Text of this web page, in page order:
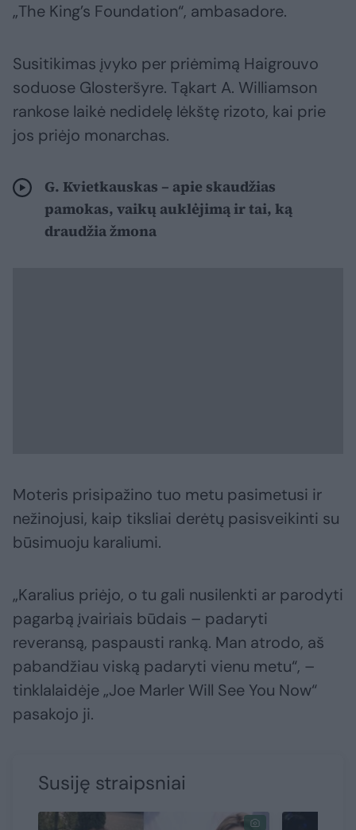
„The King’s Foundation“, ambasadore.
Susitikimas įvyko per priėmimą Haigrouvo
soduose Glosteršyre. Tąkart A. Williamson
rankose laikė nedidelę lėkštę rizoto, kai prie
jos priėjo monarchas.
G. Kvietkauskas – apie skaudžias
pamokas, vaikų auklėjimą ir tai, ką
draudžia žmona
Moteris prisipažino tuo metu pasimetusi ir
nežinojusi, kaip tiksliai derėtų pasisveikinti su
būsimuoju karaliumi.
„Karalius priėjo, o tu gali nusilenkti ar parodyti
pagarbą įvairiais būdais – padaryti
reveransą, paspausti ranką. Man atrodo, aš
pabandžiau viską padaryti vienu metu“, –
tinklalaidėje „Joe Marler Will See You Now“
pasakojo ji.
Susiję straipsniai